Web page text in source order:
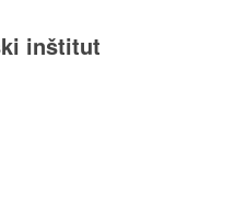
inštitut